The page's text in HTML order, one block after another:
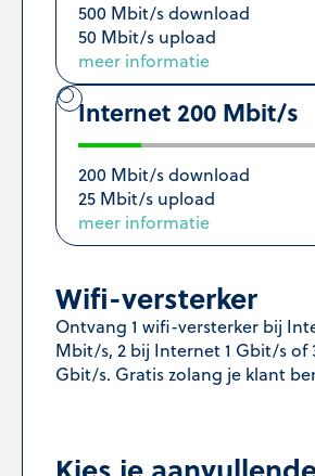
500 Mbit/s download
50 Mbit/s upload
meer informatie
Internet 200 Mbit/s
200 Mbit/s download
25 Mbit/s upload
meer informatie
Wifi-versterker
Ontvang 1 wifi-versterker bij
Mbit/s, 2 bij Internet 1 Gbit/s of
Gbit/s. Gratis zolang je klant